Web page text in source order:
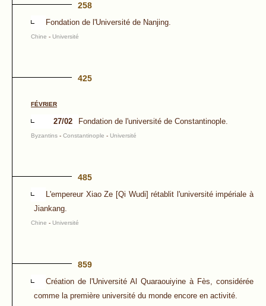
258
Fondation de l'Université de Nanjing.
Chine - Université
425
FÉVRIER
27/02 Fondation de l'université de Constantinople.
Byzantins - Constantinople - Université
485
L'empereur Xiao Ze [Qi Wudi] rétablit l'université impériale à
Jiankang.
Chine - Université
859
Création de l'Université Al Quaraouiyine à Fès, considérée
comme la première université du monde encore en activité.